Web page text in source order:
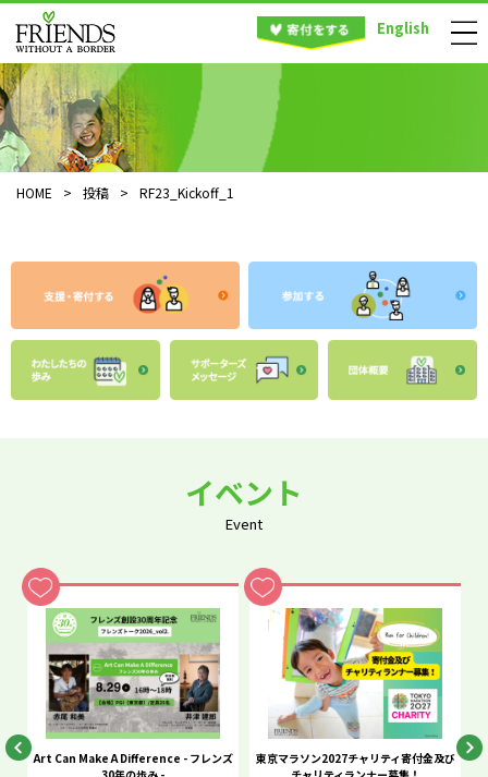
English
HOME > 投稿 > RF23_Kickoff_1
イベント
Event
Art Can Make A Difference - フレンズ
東京マラソン2027チャリティ寄付金及び